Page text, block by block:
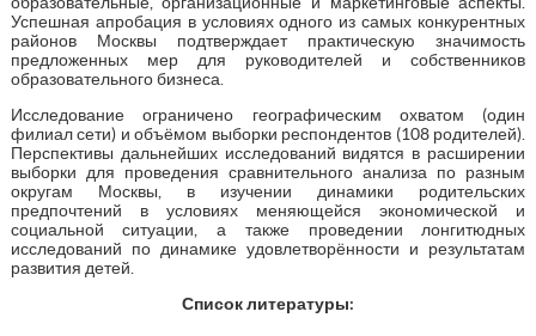
Успешная апробация в условиях одного из самых конкурентных
районов Москвы подтверждает практическую значимость
предложенных мер для руководителей и собственников
образовательного бизнеса.
Исследование ограничено географическим охватом (один
филиал сети) и объёмом выборки респондентов (108 родителей).
Перспективы дальнейших исследований видятся в расширении
выборки для проведения сравнительного анализа по разным
округам Москвы, в изучении динамики родительских
предпочтений в условиях меняющейся экономической и
социальной ситуации, а также проведении лонгитюдных
исследований по динамике удовлетворённости и результатам
развития детей.
Список литературы: